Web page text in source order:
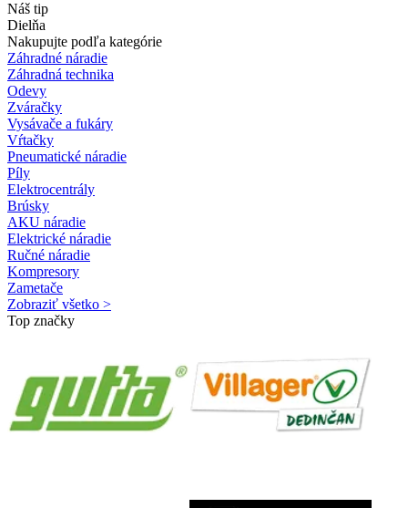
Náš tip
Dielňa
Nakupujte podľa kategórie
Záhradné náradie
Záhradná technika
Odevy
Zváračky
Vysávače a fukáry
Vŕtačky
Pneumatické náradie
Píly
Elektrocentrály
Brúsky
AKU náradie
Elektrické náradie
Ručné náradie
Kompresory
Zametače
Zobraziť všetko >
Top značky